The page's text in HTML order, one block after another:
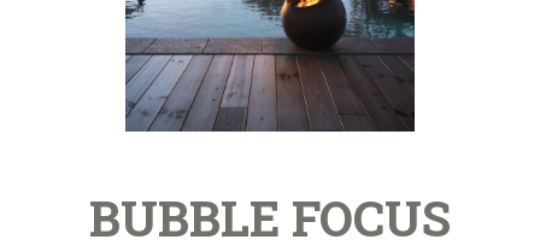
BUBBLE FOCUS